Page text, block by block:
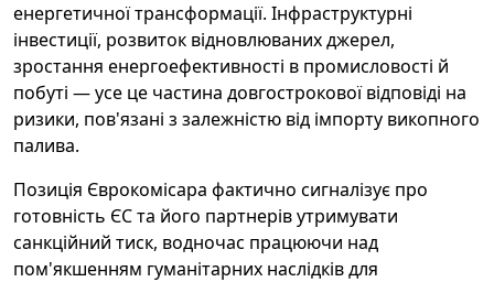
енергетичної трансформації. Інфраструктурні
інвестиції, розвиток відновлюваних джерел,
зростання енергоефективності в промисловості й
побуті — усе це частина довгострокової відповіді на
ризики, пов'язані з залежністю від імпорту викопного
палива.
Позиція Єврокомісара фактично сигналізує про
готовність ЄС та його партнерів утримувати
санкційний тиск, водночас працюючи над
пом'якшенням гуманітарних наслідків для